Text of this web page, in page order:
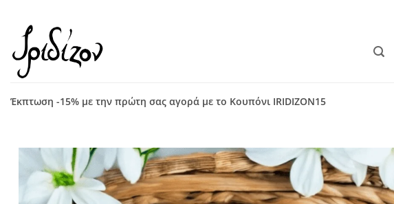
περιεχόμενο
Έκπτωση -15% με την πρώτη σας αγορά με το Κουπόνι IRIDIZON15